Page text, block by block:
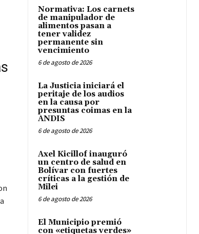
Normativa: Los carnets
de manipulador de
alimentos pasan a
tener validez
permanente sin
vencimiento
6 de agosto de 2026
La Justicia iniciará el
peritaje de los audios
en la causa por
presuntas coimas en la
ANDIS
6 de agosto de 2026
Axel Kicillof inauguró
un centro de salud en
Bolívar con fuertes
críticas a la gestión de
Milei
6 de agosto de 2026
El Municipio premió
con «etiquetas verdes»